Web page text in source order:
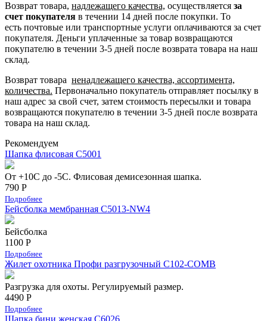
Возврат товара, надлежащего качества, осуществляется за
счет покупателя в течении 14 дней после покупки. То
есть почтовые или транспортные услуги оплачиваются за счет
покупателя. Деньги уплаченные за товар возвращаются
покупателю в течении 3-5 дней после возврата товара на наш
склад.
Возврат товара ненадлежащего качества, ассортимента,
количества. Первоначально покупатель отправляет посылку в
наш адрес за свой счет, затем стоимость пересылки и товара
возвращаются покупателю в течении 3-5 дней после возврата
товара на наш склад.
Рекомендуем
Шапка флисовая С5001
От +10С до -5С. Флисовая демисезонная шапка.
790 Р
Подробнее
Бейсболка мембранная С5013-NW4
Бейсболка
1100 Р
Подробнее
Жилет охотника Профи разгрузочный C102-COMB
Разгрузка для охоты. Регулируемый размер.
4490 Р
Подробнее
Шапка бини женская С6026